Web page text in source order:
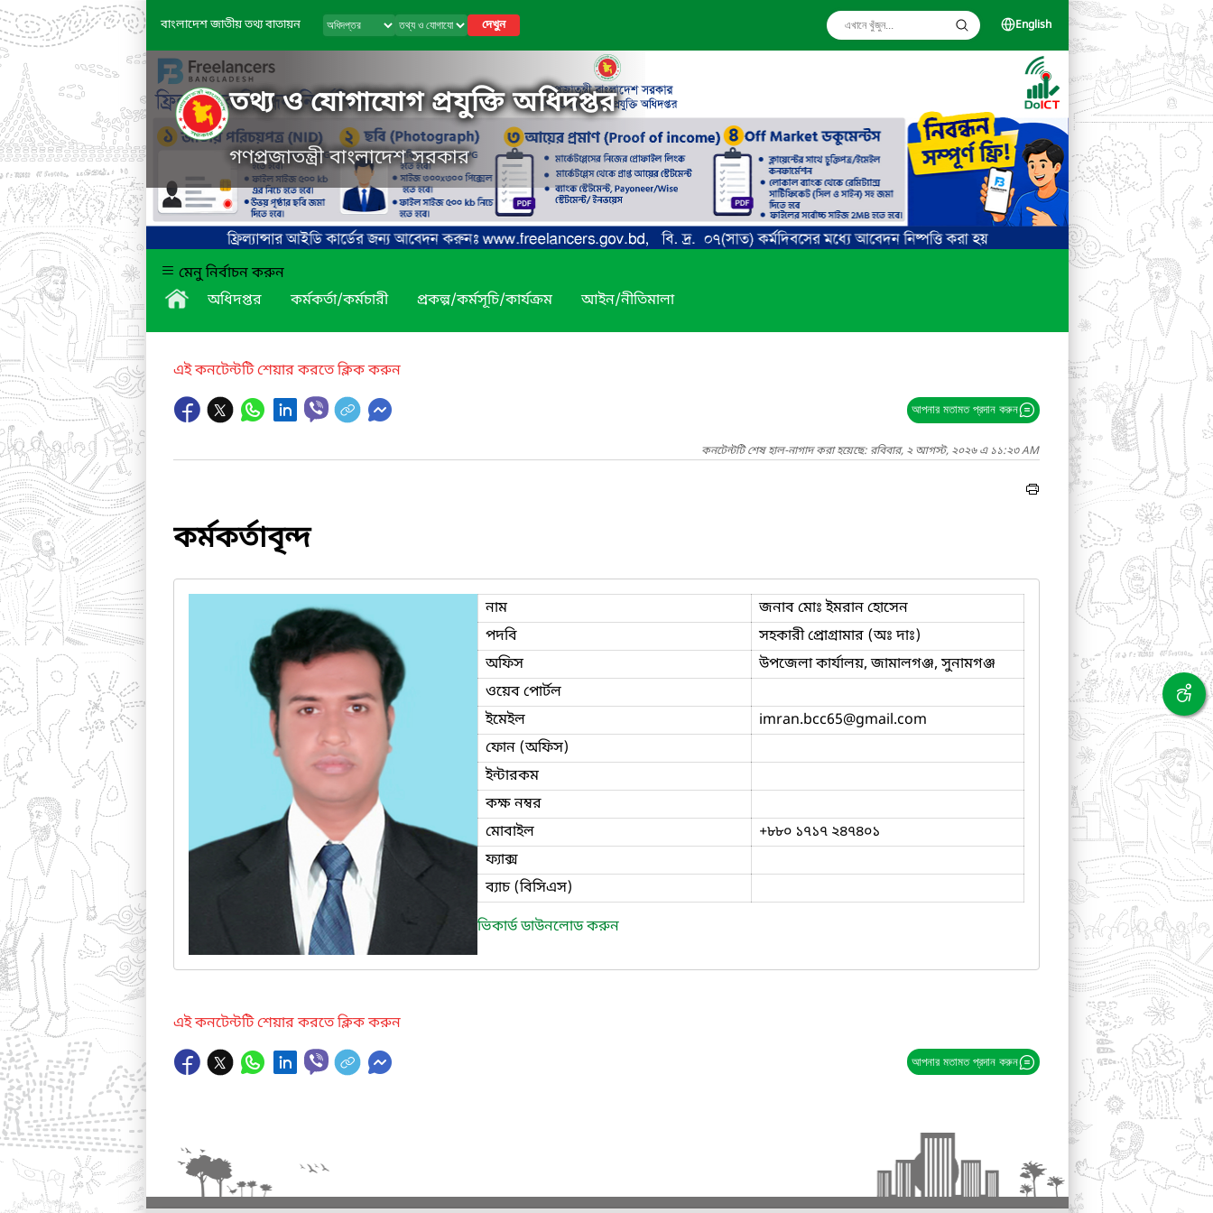
বাংলাদেশ জাতীয় তথ্য বাতায়ন দেখুন English
তথ্য ও যোগাযোগ প্রযুক্তি অধিদপ্তর
গণপ্রজাতন্ত্রী বাংলাদেশ সরকার
মেনু নির্বাচন করুন
অধিদপ্তর
কর্মকর্তা/কর্মচারী প্রকল্প/কর্মসূচি/কার্যক্রম আইন/নীতিমালা
এই কনটেন্টটি শেয়ার করতে ক্লিক করুন
আপনার মতামত প্রদান করুন
কনটেন্টটি শেষ হাল-নাগাদ করা হয়েছে: রবিবার, ২ আগস্ট, ২০২৬ এ ১১:২৩ AM
কর্মকর্তাবৃন্দ
নাম
জনাব মোঃ ইমরান হোসেন
পদবি
সহকারী প্রোগ্রামার (অঃ দাঃ)
অফিস
উপজেলা কার্যালয়, জামালগঞ্জ, সুনামগঞ্জ
ওয়েব পোর্টল
ইমেইল
imran.bcc65@gmail.com
ফোন (অফিস)
ইন্টারকম
কক্ষ নম্বর
মোবাইল
+৮৮০ ১৭১৭ ২৪৭৪০১
ফ্যাক্স
ব্যাচ (বিসিএস)
ভিকার্ড ডাউনলোড করুন
এই কনটেন্টটি শেয়ার করতে ক্লিক করুন
আপনার মতামত প্রদান করুন